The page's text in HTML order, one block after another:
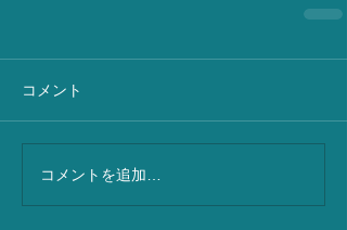
コメント
コメントを追加…